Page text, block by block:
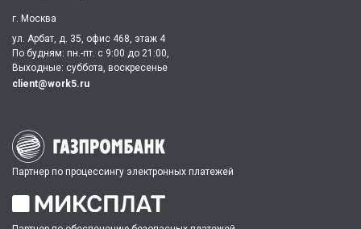
Партнер по процессингу электронных платежей
г. Москва
ул. Арбат, д. 35, офис 468, этаж 4
По будням: пн.-пт. c 9:00 до 21:00,
Выходные: суббота, воскресенье
client@work5.ru